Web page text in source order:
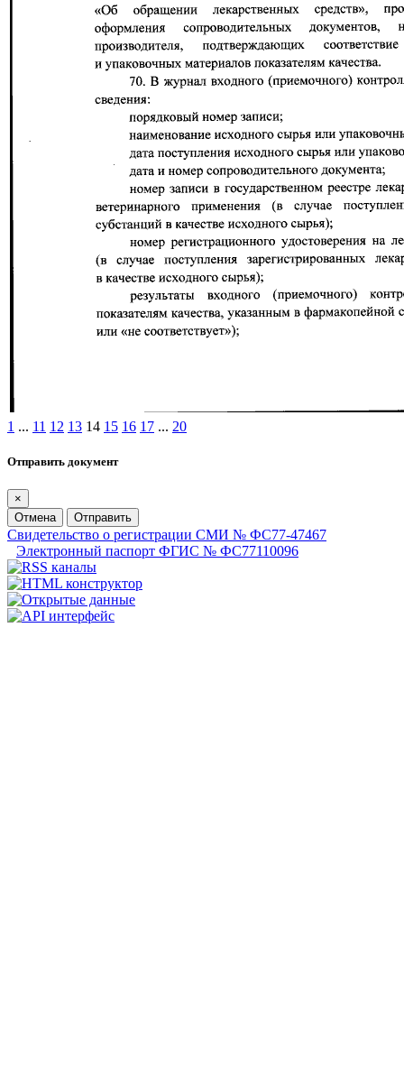
1 ... 11 12 13 14 15 16 17 ... 20
Отправить документ
×
Отмена
Отправить
Свидетельство о регистрации СМИ № ФС77-47467
Электронный паспорт ФГИС № ФС77110096